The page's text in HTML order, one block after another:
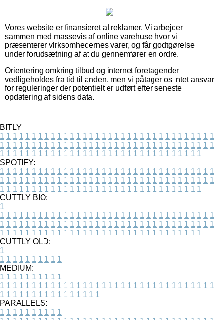
Vores website er finansieret af reklamer. Vi arbejder
sammen med massevis af online varehuse hvor vi
præsenterer virksomhedernes varer, og får godtgørelse
under forudsætning af at du gennemfører en ordre.
Orientering omkring tilbud og internet foretagender
vedligeholdes fra tid til anden, men vi påtager os intet ansvar
for reguleringer der potentielt er udført efter seneste
opdatering af sidens data.
BITLY:
1 1 1 1 1 1 1 1 1 1 1 1 1 1 1 1 1 1 1 1 1 1 1 1 1 1 1 1 1 1 1 1 1 1
1 1 1 1 1 1 1 1 1 1 1 1 1 1 1 1 1 1 1 1 1 1 1 1 1 1 1 1 1 1 1 1 1 1
1 1 1 1 1 1 1 1 1 1 1 1 1 1 1 1 1 1 1 1 1 1 1 1 1 1 1 1 1 1 1 1
SPOTIFY:
1 1 1 1 1 1 1 1 1 1 1 1 1 1 1 1 1 1 1 1 1 1 1 1 1 1 1 1 1 1 1 1 1 1
1 1 1 1 1 1 1 1 1 1 1 1 1 1 1 1 1 1 1 1 1 1 1 1 1 1 1 1 1 1 1 1 1 1
1 1 1 1 1 1 1 1 1 1 1 1 1 1 1 1 1 1 1 1 1 1 1 1 1 1 1 1 1 1 1 1
CUTTLY BIO:
1
1 1 1 1 1 1 1 1 1 1 1 1 1 1 1 1 1 1 1 1 1 1 1 1 1 1 1 1 1 1 1 1 1 1
1 1 1 1 1 1 1 1 1 1 1 1 1 1 1 1 1 1 1 1 1 1 1 1 1 1 1 1 1 1 1 1 1 1
1 1 1 1 1 1 1 1 1 1 1 1 1 1 1 1 1 1 1 1 1 1 1 1 1 1 1 1 1 1 1 1
CUTTLY OLD:
1
1 1 1 1 1 1 1 1 1 1
MEDIUM:
1 1 1 1 1 1 1 1 1 1
1 1 1 1 1 1 1 1 1 1 1 1 1 1 1 1 1 1 1 1 1 1 1 1 1 1 1 1 1 1 1 1 1 1
1 1 1 1 1 1 1 1 1 1 1 1 1 1 1 1
PARALLELS:
1 1 1 1 1 1 1 1 1 1